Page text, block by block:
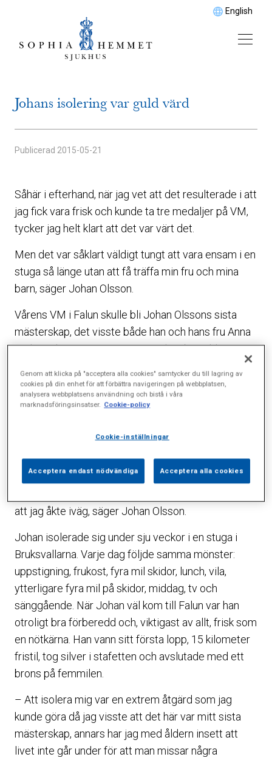
English
Johans isolering var guld värd
Publicerad 2015-05-21
Såhär i efterhand, när jag vet att det resulterade i att
jag fick vara frisk och kunde ta tre medaljer på VM,
tycker jag helt klart att det var värt det.
Men det var såklart väldigt tungt att vara ensam i en
stuga så länge utan att få träffa min fru och mina
barn, säger Johan Olsson.
Vårens VM i Falun skulle bli Johan Olssons sista
mästerskap, det visste både han och hans fru Anna
sedan tidigare. Ett sista mästerskap betydde en
komplicerat med två småbarn i familjen.
– Min äldsta dotter går på förskola och där blir
nyser är det svårt att hålla sig frisk själv. Jag och
Anna bestämde tillsammans att om vi skulle göra
det här ordentligt skulle vi antingen behöva isolera
att jag åkte iväg, säger Johan Olsson.
Johan isolerade sig under sju veckor i en stuga i
Bruksvallarna. Varje dag följde samma mönster:
uppstigning, frukost, fyra mil skidor, lunch, vila,
ytterligare fyra mil på skidor, middag, tv och
sänggående. När Johan väl kom till Falun var han
otroligt bra förberedd och, viktigast av allt, frisk som
en nötkärna. Han vann sitt första lopp, 15 kilometer
fristil, tog silver i stafetten och avslutade med ett
brons på femmilen.
– Att isolera mig var en extrem åtgärd som jag
kunde göra då jag visste att det här var mitt sista
mästerskap, annars har jag med åldern insett att
livet inte går under för att man missar några
Genom att klicka på "acceptera alla cookies" samtycker du till lagring av
cookies på din enhet för att förbättra navigeringen på webbplatsen,
analysera webbplatsens användning och bistå i våra
marknadsföringsinsatser. Cookie-policy
Cookie-inställningar
Acceptera endast nödvändiga Acceptera alla cookies